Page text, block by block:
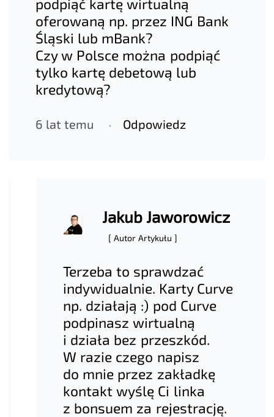
podpiąć kartę wirtualną
oferowaną np. przez ING Bank
Śląski lub mBank?
Czy w Polsce można podpiąć
tylko kartę debetową lub
kredytową?
6 lat temu Odpowiedz
Jakub Jaworowicz
[ Autor Artykułu ]
Terzeba to sprawdzać
indywidualnie. Karty Curve
np. działają :) pod Curve
podpinasz wirtualną
i działa bez przeszkód.
W razie czego napisz
do mnie przez zakładkę
kontakt wyślę Ci linka
z bonsuem za rejestrację.